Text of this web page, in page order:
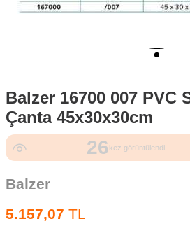
Balzer 16700 007 PVC
Çanta 45x30x30cm
26kez görüntülendi
Balzer
5.157,07 TL